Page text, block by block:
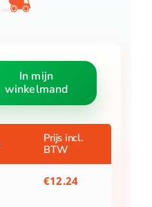
In mijn
winkelmand
Prijs incl.
BTW
€12.24